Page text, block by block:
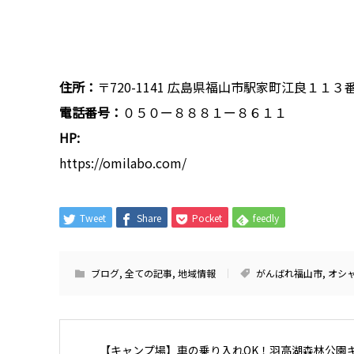
住所： 〒720-1141 広島県福山市駅家町江良１１３
電話番号： ０５０ー８８８１ー８６１１
HP:
https://omilabo.com/
Tweet Share Pocket feedly
ブログ, 全ての記事, 地域情報 がんばれ福山市, オシ
【キャンプ場】車の乗り入れOK！羽高湖森林公園